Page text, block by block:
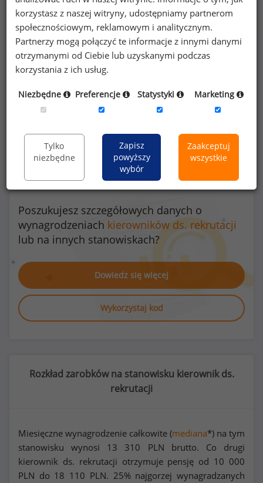
Benefity na stanowisku kierownik ds. rekrutacji
Poszukujesz szczegółowych danych o
wynagrodzeniach kierowników ds. rekrutacji
lub na innych stanowiskach?
Dowiedz się więcej
Wykorzystaj kod
Rozkład zarobków na stanowisku kierownik ds.
rekrutacji
Miesięczne wynagrodzenie całkowite (mediana*) na tym
stanowisku wynosi 13 310 PLN brutto. Co drugi
kierownik ds. rekrutacji otrzymuje pensję od 10 000
PLN do 18 110 PLN. 25% najgorzej wynagradzanych
korzystasz z naszej witryny, udostępniamy partnerom
społecznościowym, reklamowym i analitycznym.
Partnerzy mogą połączyć te informacje z innymi danymi
otrzymanymi od Ciebie lub uzyskanymi podczas
korzystania z ich usług.
Niezbędne Preferencje Statystyki Marketing
Tylko
niezbędne
Zapisz
powyższy
wybór
Zaakceptuj
wszystkie